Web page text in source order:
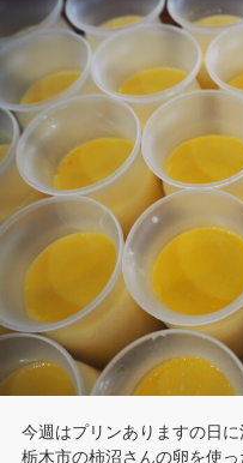
今週はプリンありますの日に
栃木市の柿沼さんの卵を使っ